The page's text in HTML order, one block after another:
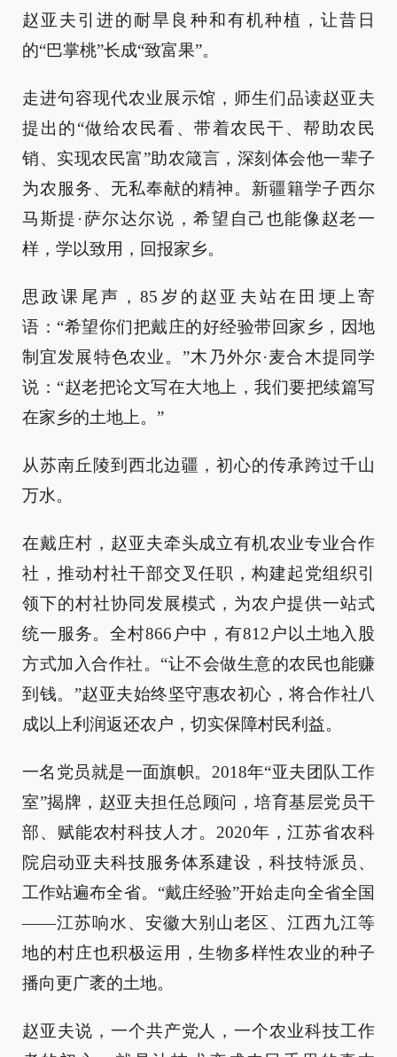
赵亚夫引进的耐旱良种和有机种植，让昔日
的“巴掌桃”长成“致富果”。
走进句容现代农业展示馆，师生们品读赵亚夫
提出的“做给农民看、带着农民干、帮助农民
销、实现农民富”助农箴言，深刻体会他一辈子
为农服务、无私奉献的精神。新疆籍学子西尔
马斯提·萨尔达尔说，希望自己也能像赵老一
样，学以致用，回报家乡。
思政课尾声，85岁的赵亚夫站在田埂上寄
语：“希望你们把戴庄的好经验带回家乡，因地
制宜发展特色农业。”木乃外尔·麦合木提同学
说：“赵老把论文写在大地上，我们要把续篇写
在家乡的土地上。”
从苏南丘陵到西北边疆，初心的传承跨过千山
万水。
在戴庄村，赵亚夫牵头成立有机农业专业合作
社，推动村社干部交叉任职，构建起党组织引
领下的村社协同发展模式，为农户提供一站式
统一服务。全村866户中，有812户以土地入股
方式加入合作社。“让不会做生意的农民也能赚
到钱。”赵亚夫始终坚守惠农初心，将合作社八
成以上利润返还农户，切实保障村民利益。
一名党员就是一面旗帜。2018年“亚夫团队工作
室”揭牌，赵亚夫担任总顾问，培育基层党员干
部、赋能农村科技人才。2020年，江苏省农科
院启动亚夫科技服务体系建设，科技特派员、
工作站遍布全省。“戴庄经验”开始走向全省全国
——江苏响水、安徽大别山老区、江西九江等
地的村庄也积极运用，生物多样性农业的种子
播向更广袤的土地。
赵亚夫说，一个共产党人，一个农业科技工作